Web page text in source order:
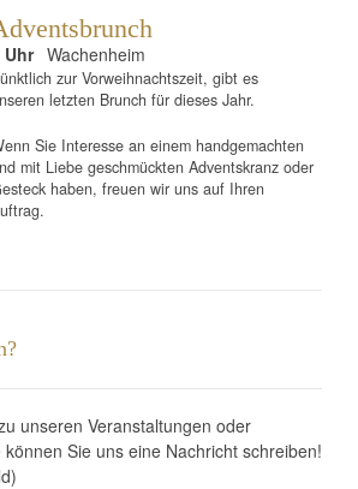
Uhr Wachenheim
zur Vorweihnachtszeit, gibt es
letzten Brunch für dieses Jahr.
Sie Interesse an einem handgemachten
mit Liebe geschmückten Adventskranz oder
haben, freuen wir uns auf Ihren
unseren Veranstaltungen oder
Sie uns eine Nachricht schreiben!